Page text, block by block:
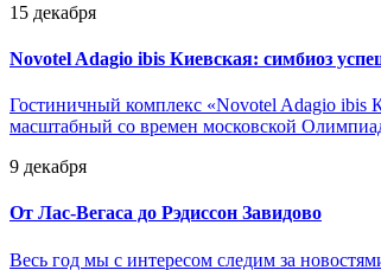
15 декабря
Novotel Adagio ibis Киевская: симбиоз
Гостиничный комплекс «Novotel Adagio ibis
масштабный со времен московской
9 декабря
От Лас-Вегаса до Рэдиссон Завидово
Весь год мы с интересом следим за